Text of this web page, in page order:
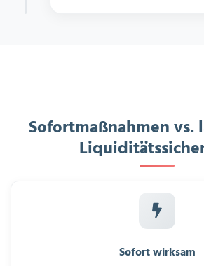
Sofortmaßnahmen vs.
Sofort wirksam